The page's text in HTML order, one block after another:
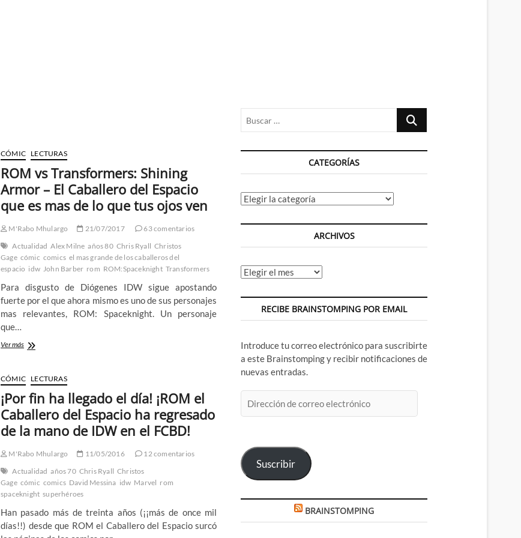
CÓMIC LECTURAS
ROM vs Transformers: Shining
Armor – El Caballero del Espacio
que es mas de lo que tus ojos ven
M'Rabo Mhulargo 21/07/2017
63 comentarios
Actualidad Alex Milne años 80 Chris Ryall Christos
Gage cómic comics el mas grande de los caballeros del
espacio idw John Barber rom ROM:Spaceknight Transformers
Para disgusto de Diógenes IDW sigue apostando
fuerte por el que ahora mismo es uno de sus personajes
mas relevantes, ROM: Spaceknight. Un personaje
que…
Ver másROM
Shining
Armor
–
Caballero
del
que
mas
de
lo
tus
ojos
CÓMIC LECTURAS
¡Por fin ha llegado el día! ¡ROM el
Caballero del Espacio ha regresado
de la mano de IDW en el FCBD!
M'Rabo Mhulargo 11/05/2016
12 comentarios
Actualidad años 70 Chris Ryall Christos
Gage cómic comics David Messina idw Marvel rom
spaceknight superhéroes
Han pasado más de treinta años (¡¡más de once mil
días!!) desde que ROM el Caballero del Espacio surcó
Buscar
CATEGORÍAS
Categorías
ARCHIVOS
Archivos
RECIBE BRAINSTOMPING POR EMAIL
Introduce tu correo electrónico para suscribirte
a este Brainstomping y recibir notificaciones de
nuevas entradas.
de
Suscribir
BRAINSTOMPING